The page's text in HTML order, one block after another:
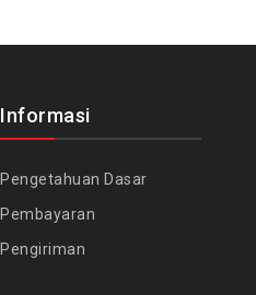
Informasi
Pengetahuan Dasar
Pembayaran
Pengiriman